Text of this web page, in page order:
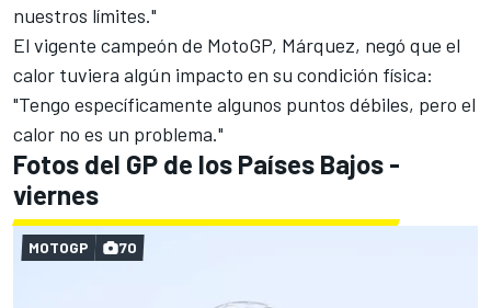
nuestros límites."
El vigente campeón de MotoGP, Márquez, negó que el
calor tuviera algún impacto en su condición física:
"Tengo específicamente algunos puntos débiles, pero el
calor no es un problema."
Fotos del GP de los Países Bajos -
viernes
MOTOGP 70